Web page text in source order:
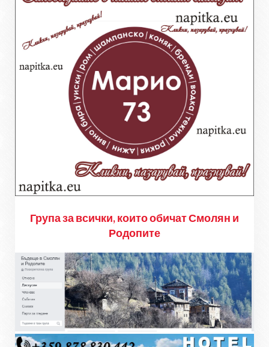
Група за всички, които обичат Смолян и
Родопите